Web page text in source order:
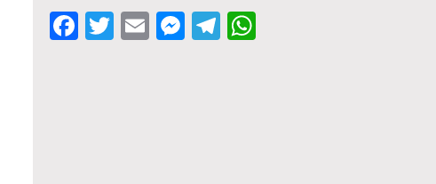
Facebook
Twitter
EmailMessenger
Telegram